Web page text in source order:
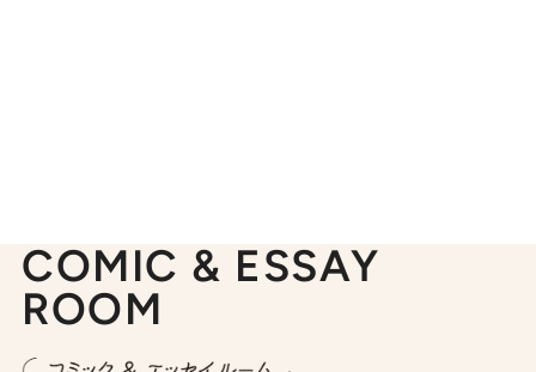
COMIC & ESSAY
ROOM